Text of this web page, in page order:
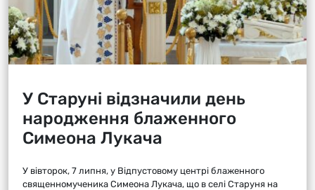
У Старуні відзначили день
народження блаженного
Симеона Лукача
У вівторок, 7 липня, у Відпустовому центрі блаженного
священномученика Симеона Лукача, що в селі Старуня на